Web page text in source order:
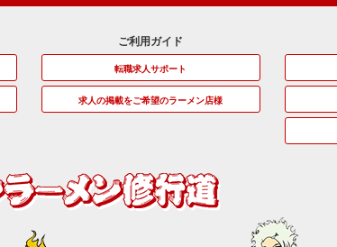
ご利用ガイド
転職求人サポート
求人の掲載をご希望のラーメン店様